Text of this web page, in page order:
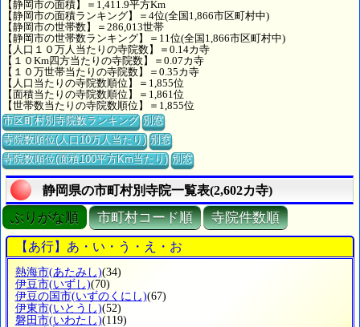
【静岡市の面積】＝1,411.9平方Km
【静岡市の面積ランキング】＝4位(全国1,866市区町村中)
【静岡市の世帯数】＝286,013世帯
【静岡市の世帯数ランキング】＝11位(全国1,866市区町村中)
【人口１０万人当たりの寺院数】＝0.14カ寺
【１０Km四方当たりの寺院数】＝0.07カ寺
【１０万世帯当たりの寺院数】＝0.35カ寺
【人口当たりの寺院数順位】＝1,855位
【面積当たりの寺院数順位】＝1,861位
【世帯数当たりの寺院数順位】＝1,855位
市区町村別寺院数ランキング 別窓
寺院数順位(人口10万人当たり) 別窓
寺院数順位(面積100平方Km当たり) 別窓
静岡県の市町村別寺院一覧表(2,602カ寺)
ぶりがな順 市町村コード順 寺院件数順
【あ行】あ・い・う・え・お
熱海市(あたみし)(34)
伊豆市(いずし)(70)
伊豆の国市(いずのくにし)(67)
伊東市(いとうし)(52)
磐田市(いわたし)(119)